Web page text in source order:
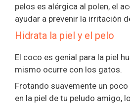
pelos es alérgica al polen, el
ayudar a prevenir la irritación
Hidrata la piel y el pelo
El coco es genial para la piel
mismo ocurre con los gatos.
Frotando suavemente un
en la piel de tu peludo amigo,